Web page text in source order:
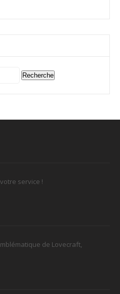
Recherche
service !
de Lovecraft,